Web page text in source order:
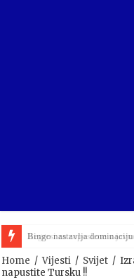
Bingo nastavlja
Home / Vijesti / Svijet /
napustite Tursku !!